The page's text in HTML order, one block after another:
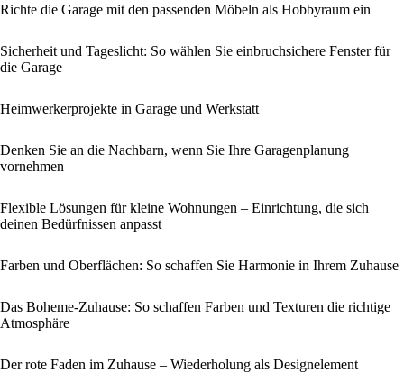
Richte die Garage mit den passenden Möbeln als Hobbyraum ein
Sicherheit und Tageslicht: So wählen Sie einbruchsichere Fenster für
die Garage
Heimwerkerprojekte in Garage und Werkstatt
Denken Sie an die Nachbarn, wenn Sie Ihre Garagenplanung
vornehmen
Flexible Lösungen für kleine Wohnungen – Einrichtung, die sich
deinen Bedürfnissen anpasst
Farben und Oberflächen: So schaffen Sie Harmonie in Ihrem Zuhause
Das Boheme-Zuhause: So schaffen Farben und Texturen die richtige
Atmosphäre
Der rote Faden im Zuhause – Wiederholung als Designelement